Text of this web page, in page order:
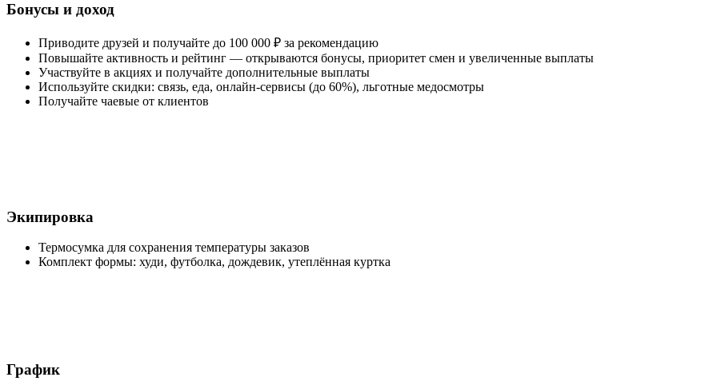
Бонусы и доход
Приводите друзей и получайте до 100 000 ₽ за рекомендацию
Повышайте активность и рейтинг — открываются бонусы, приоритет смен и увеличенные выплаты
Участвуйте в акциях и получайте дополнительные выплаты
Используйте скидки: связь, еда, онлайн-сервисы (до 60%), льготные медосмотры
Получайте чаевые от клиентов
Экипировка
Термосумка для сохранения температуры заказов
Комплект формы: худи, футболка, дождевик, утеплённая куртка
График